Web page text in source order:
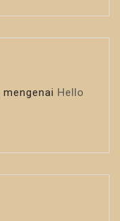
mengenai Hello